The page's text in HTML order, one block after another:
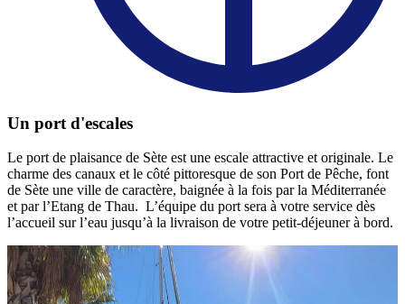
Un port d'escales
Le port de plaisance de Sète est une escale attractive et originale. Le
charme des canaux et le côté pittoresque de son Port de Pêche, font
de Sète une ville de caractère, baignée à la fois par la Méditerranée
et par l’Etang de Thau. L’équipe du port sera à votre service dès
l’accueil sur l’eau jusqu’à la livraison de votre petit-déjeuner à bord.